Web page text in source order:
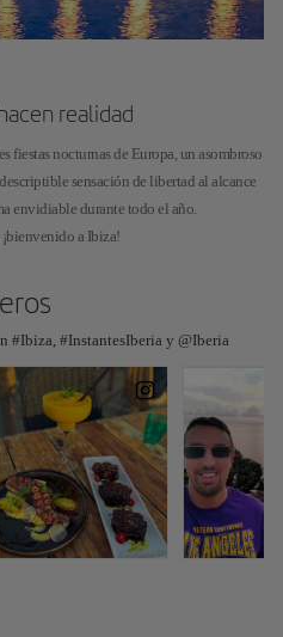
realidad
fiestas nocturnas de Europa, un asombroso
sensación de libertad al alcance
envidiable durante todo el año.
a Ibiza!
#Ibiza, #InstantesIberia y @Iberia